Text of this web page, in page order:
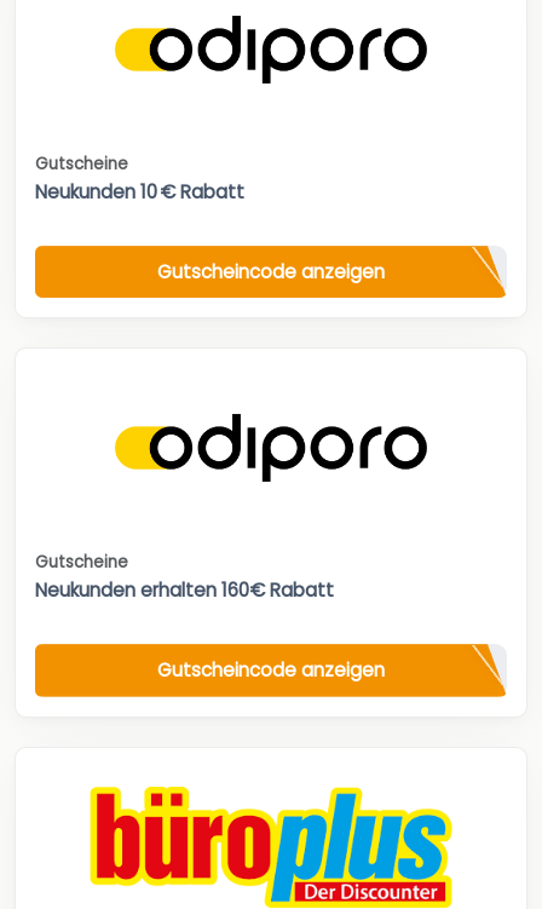
Gutscheine
Neukunden 10 € Rabatt
Gutscheincode anzeigen
Gutscheine
Neukunden erhalten 160€ Rabatt
Gutscheincode anzeigen